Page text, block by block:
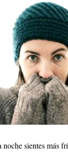
noche sientes más